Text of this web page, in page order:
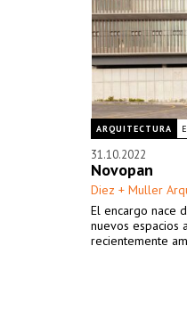
ARQUITECTURA
31.10.2022
Novopan
Diez + Muller
El encargo nace
nuevos espacios
recientemente